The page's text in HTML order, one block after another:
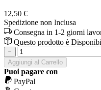
12,50 €
Spedizione non Inclusa
Consegna in 1-2 giorni
Questo prodotto è
−
Aggiungi al Carrello
Puoi pagare con
PayPal